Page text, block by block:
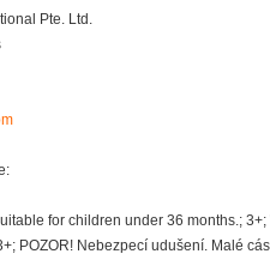
Pte. Ltd.
for children under 36 months.;
POZOR! Nebezpecí udušení. Malé